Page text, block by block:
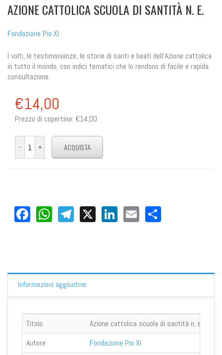
AZIONE CATTOLICA SCUOLA DI SANTITÀ N. E.
Fondazione Pio XI
I volti, le testimonianze, le storie di santi e beati dell'Azione cattolica
in tutto il mondo, con indici tematici che lo rendono di facile e rapida
consultazione.
€14,00
Prezzo di copertina: €14,00
Facebook
WhatsApp
Telegram
X LinkedIn
Email
Informazioni aggiuntive
Titolo
Azione cattolica scuola di santità n. e.
Autore
Fondazione Pio XI